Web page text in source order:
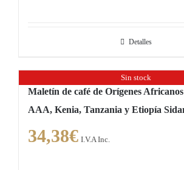
Detalles
Sin stock
Maletín de café de Orígenes
AAA, Kenia, Tanzania y Etiopía
34,38€ I.V.A Inc.